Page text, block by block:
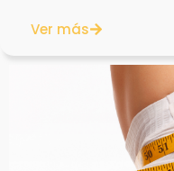
Ver más